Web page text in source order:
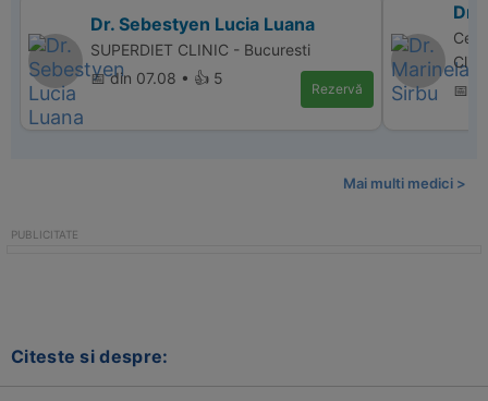
Dr. Sebestyen Lucia Luana
SUPERDIET CLINIC - Bucuresti
📅 din 07.08 • 👍 5
Rezervă
Dr.
📅
Mai multi medici >
Citeste si despre: